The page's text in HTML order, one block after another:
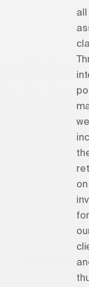
all
we
on
for